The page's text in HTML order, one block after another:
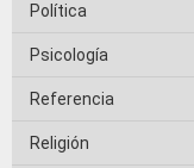
Política
Psicología
Referencia
Religión